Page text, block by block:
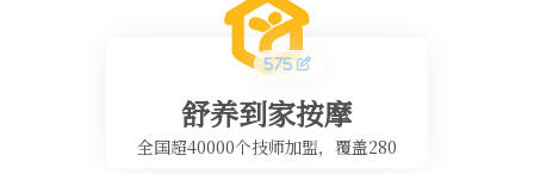
舒养到家按摩
全国超40000个技师加盟，覆盖280